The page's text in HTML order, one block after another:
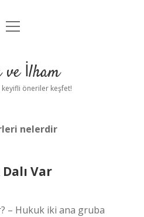
Uyarı
menüyü
ve İlham
öneriler keşfet!
nelerdir
Var
– Hukuk iki ana gruba